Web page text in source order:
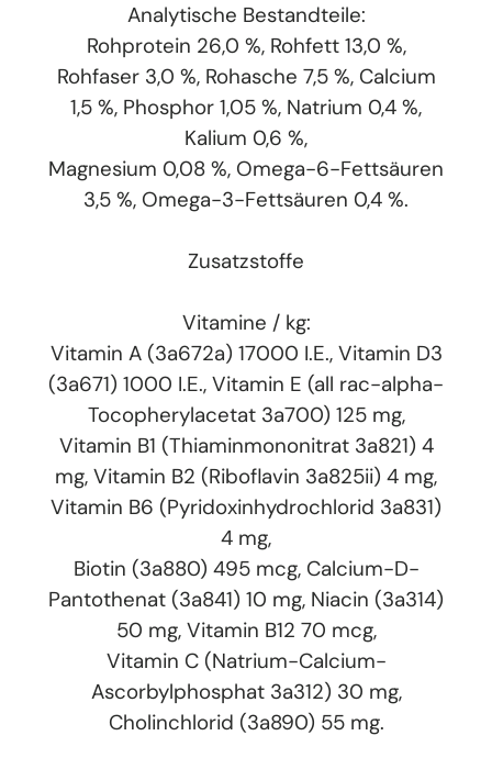
Analytische Bestandteile:
Rohprotein 26,0 %, Rohfett 13,0 %,
Rohfaser 3,0 %, Rohasche 7,5 %, Calcium
1,5 %, Phosphor 1,05 %, Natrium 0,4 %,
Kalium 0,6 %,
Magnesium 0,08 %, Omega-6-Fettsäuren
3,5 %, Omega-3-Fettsäuren 0,4 %.
Zusatzstoffe
Vitamine / kg:
Vitamin A (3a672a) 17000 I.E., Vitamin D3
(3a671) 1000 I.E., Vitamin E (all rac-alpha-
Tocopherylacetat 3a700) 125 mg,
Vitamin B1 (Thiaminmononitrat 3a821) 4
mg, Vitamin B2 (Riboflavin 3a825ii) 4 mg,
Vitamin B6 (Pyridoxinhydrochlorid 3a831)
4 mg,
Biotin (3a880) 495 mcg, Calcium-D-
Pantothenat (3a841) 10 mg, Niacin (3a314)
50 mg, Vitamin B12 70 mcg,
Vitamin C (Natrium-Calcium-
Ascorbylphosphat 3a312) 30 mg,
Cholinchlorid (3a890) 55 mg.